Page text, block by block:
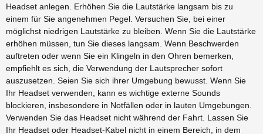
Headset anlegen. Erhöhen Sie die Lautstärke langsam bis zu
einem für Sie angenehmen Pegel. Versuchen Sie, bei einer
möglichst niedrigen Lautstärke zu bleiben. Wenn Sie die Lautstärke
erhöhen müssen, tun Sie dieses langsam. Wenn Beschwerden
auftreten oder wenn Sie ein Klingeln in den Ohren bemerken,
empfiehlt es sich, die Verwendung der Lautsprecher sofort
auszusetzen. Seien Sie sich ihrer Umgebung bewusst. Wenn Sie
Ihr Headset verwenden, kann es wichtige externe Sounds
blockieren, insbesondere in Notfällen oder in lauten Umgebungen.
Verwenden Sie das Headset nicht während der Fahrt. Lassen Sie
Ihr Headset oder Headset-Kabel nicht in einem Bereich, in dem